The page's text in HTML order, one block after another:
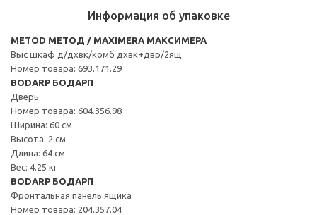
Информация об упаковке
METOD МЕТОД / MAXIMERA МАКСИМЕРА
Выс шкаф д/дхвк/комб дхвк+двр/2ящ
Номер товара: 693.171.29
BODARP БОДАРП
Дверь
Номер товара: 604.356.98
Ширина: 60 см
Высота: 2 см
Длина: 64 см
Вес: 4.25 кг
BODARP БОДАРП
Фронтальная панель ящика
Номер товара: 204.357.04